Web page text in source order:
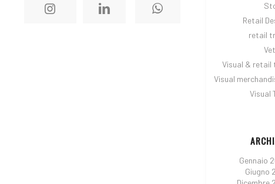
Retail
retail
Visual & retail
Visual
Visual
Gennaio
Giugno